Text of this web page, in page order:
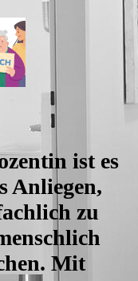
ist es
Anliegen,
zu
Mit